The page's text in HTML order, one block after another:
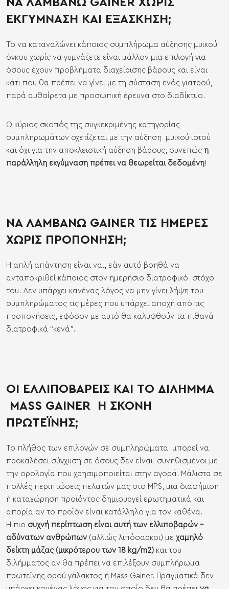
ΕΚΓΥΜΝΑΣΗ ΚΑΙ ΕΞΑΣΚΗΣΗ;
Το να καταναλώνει κάποιος συμπλήρωμα αύξησης μυικού
όγκου χωρίς να γυμνάζετε είναι μάλλον μια επιλογή για
όσους έχουν προβλήματα διαχείρισης βάρους και είναι
κάτι που θα πρέπει να γίνει με τη σύσταση ενός γιατρού,
παρά αυθαίρετα με προσωπική έρευνα στο διαδίκτυο.
Ο κύριος σκοπός της συγκεκριμένης κατηγορίας
συμπληρωμάτων σχετίζεται με την αύξηση μυικού ιστού
και όχι για την αποκλειστική αύξηση βάρους, συνεπώς η
παράλληλη εκγύμναση πρέπει να θεωρείται δεδομένη!
ΝΑ ΛΑΜΒΑΝΩ GAINER ΤΙΣ ΗΜΕΡΕΣ
ΧΩΡΙΣ ΠΡΟΠΟΝΗΣΗ;
Η απλή απάντηση είναι ναι, εάν αυτό βοηθά να
ανταποκριθεί κάποιος στον ημερήσιο διατροφικό στόχο
του. Δεν υπάρχει κανένας λόγος να μην γίνει λήψη του
συμπληρώματος τις μέρες που υπάρχει αποχή από τις
προπονήσεις, εφόσον με αυτό θα καλυφθούν τα πιθανά
διατροφικά “κενά”.
ΟΙ ΕΛΛΙΠΟΒΑΡΕΙΣ ΚΑΙ ΤΟ ΔΙΛΗΜΜΑ
MASS GAINER Ή ΣΚΟΝΗ
ΠΡΩΤΕΪΝΗΣ;
Το πλήθος των επιλογών σε συμπληρώματα μπορεί να
προκαλέσει σύγχυση σε όσους δεν είναι συνηθισμένοι με
την ορολογία που χρησιμοποιείται στην αγορά. Μάλιστα σε
πολλές περιπτώσεις πελατών μας στο MPS, μια διαφήμιση
ή καταχώρηση προϊόντος δημιουργεί ερωτηματικά και
απορία αν το προϊόν είναι κατάλληλο για τον καθένα.
Η πιο συχνή περίπτωση είναι αυτή των ελλιποβαρών -
αδύνατων ανθρώπων (αλλιώς λιπόσαρκοι) με χαμηλό
δείκτη μάζας (μικρότερου των 18 kg/m2) και του
διλήμματος αν θα πρέπει να επιλέξουν συμπλήρωμα
πρωτεϊνης ορού γάλακτος ή Mass Gainer. Πραγματικά δεν